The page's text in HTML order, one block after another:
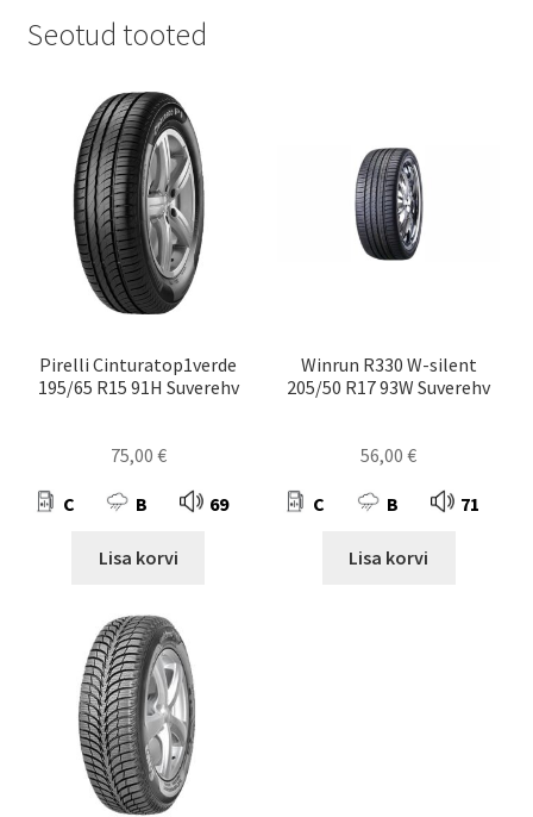
Seotud tooted
Pirelli Cinturatop1verde
195/65 R15 91H Suverehv
75,00 €
C B 69
Lisa korvi
Winrun R330 W-silent
205/50 R17 93W Suverehv
56,00€
C B 71
Lisa korvi